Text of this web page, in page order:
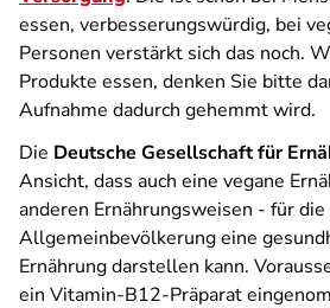
essen, verbesserungswürdig, bei
Personen verstärkt sich das noch.
Produkte essen, denken Sie bitte
Aufnahme dadurch gehemmt wird.
Die Deutsche Gesellschaft für
Ansicht, dass auch eine vegane
anderen Ernährungsweisen - für die
Allgemeinbevölkerung eine
Ernährung darstellen kann.
ein Vitamin-B12-Präparat